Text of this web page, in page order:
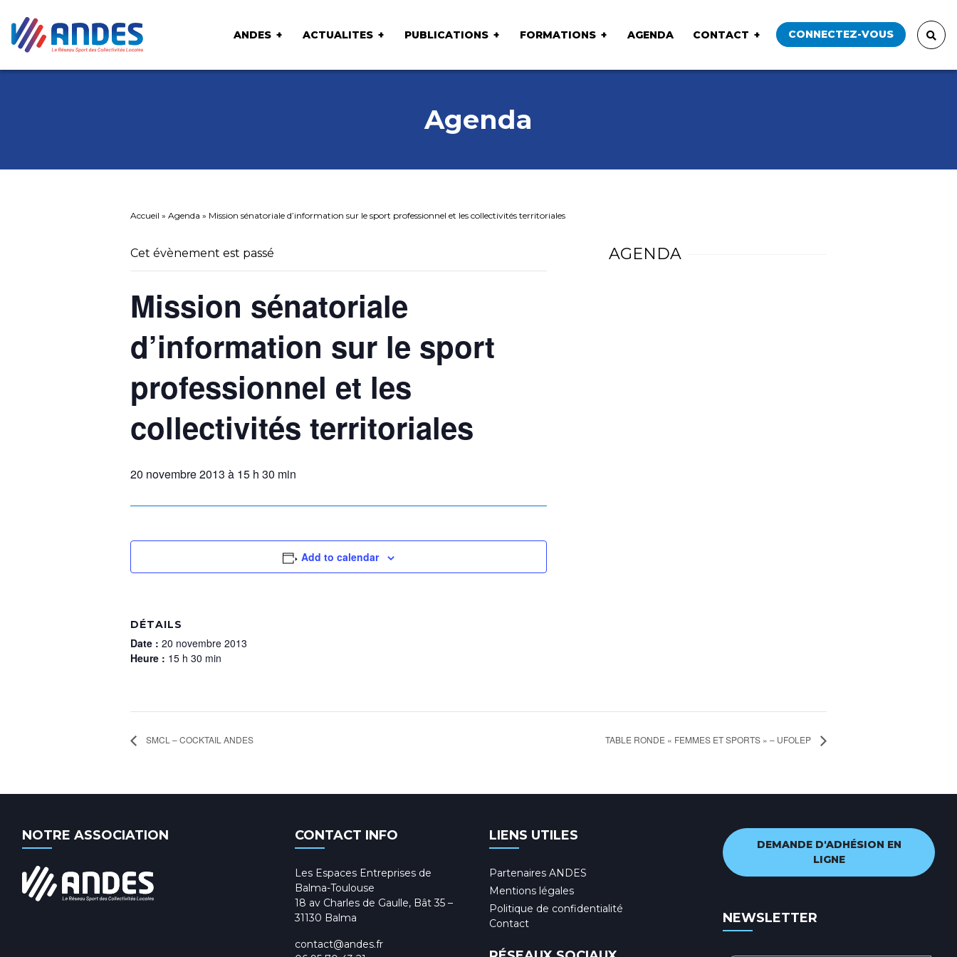
ANDES ACTUALITES PUBLICATIONS FORMATIONS AGENDA CONTACT CONNECTEZ-VOUS
Agenda
Accueil » Agenda » Mission sénatoriale d’information sur le sport professionnel et les collectivités territoriales
Cet évènement est passé
Mission sénatoriale
d’information sur le sport
professionnel et les
collectivités territoriales
20 novembre 2013 à 15 h 30 min
Add to calendar
DÉTAILS
Date : 20 novembre 2013
Heure : 15 h 30 min
AGENDA
SMCL – COCKTAIL ANDES TABLE RONDE « FEMMES ET SPORTS » – UFOLEP
NOTRE ASSOCIATION CONTACT INFO
Les Espaces Entreprises de
Balma-Toulouse
18 av Charles de Gaulle, Bât 35 –
31130 Balma
contact@andes.fr
LIENS UTILES
Partenaires ANDES
Mentions légales
Politique de confidentialité
Contact
DEMANDE D'ADHÉSION EN
LIGNE
NEWSLETTER